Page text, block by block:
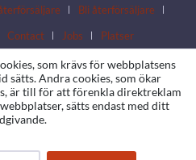
Bli återförsäljare
Contact Jobs Platser
som krävs för webbplatsens
sätts. Andra cookies, som ökar
är till för att förenkla direktreklam
sätts endast med ditt